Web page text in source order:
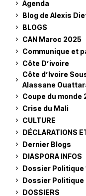
Agenda
Blog de Alexis
BLOGS
CAN Maroc 2025
Communique et
Côte D’ivoire
Côte d’Ivoire
Alassane
Coupe du monde
Crise du Mali
CULTURE
DÉCLARATIONS
Dernier Blogs
DIASPORA INFOS
Dossier Politique
Dossier Politique
DOSSIERS